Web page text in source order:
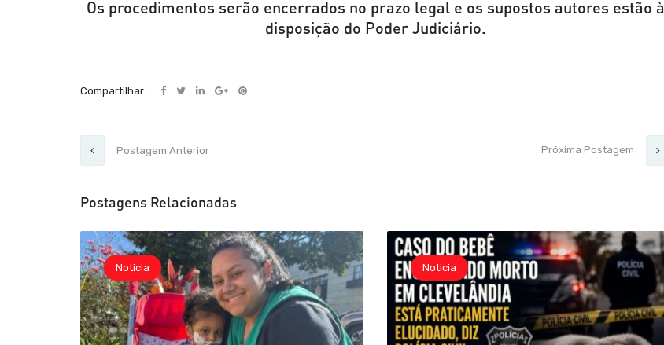
Os procedimentos serão encerrados no prazo legal e os supostos autores estão à
disposição do Poder Judiciário.
Compartilhar:
Postagem Anterior Próxima Postagem
Postagens Relacionadas
Noticia Noticia